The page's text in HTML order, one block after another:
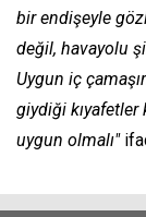
bir endişeyle
değil, havayolu
Uygun iç
giydiği kıyafetler
uygun olmalı"